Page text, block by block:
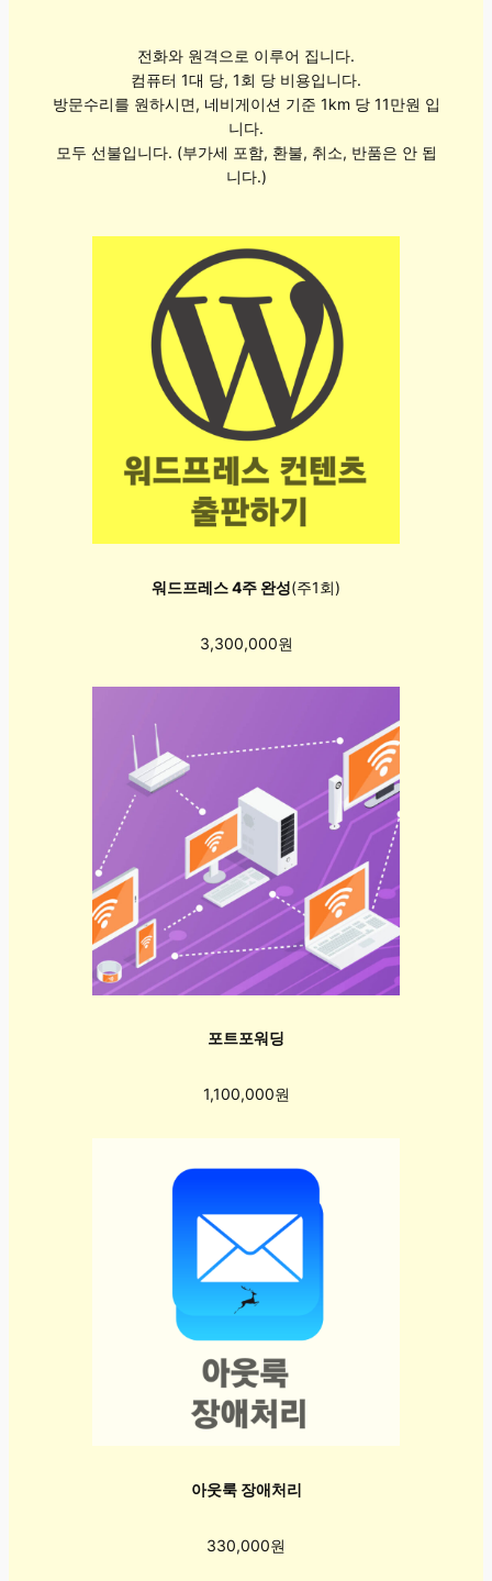
전화와 원격으로 이루어 집니다.
컴퓨터 1대 당, 1회 당 비용입니다.
방문수리를 원하시면, 네비게이션 기준 1km 당 11만원 입
니다.
모두 선불입니다. (부가세 포함, 환불, 취소, 반품은 안 됩
니다.)
워드프레스 4주 완성(주1회)
3,300,000원
포트포워딩
1,100,000원
아웃룩 장애처리
330,000원